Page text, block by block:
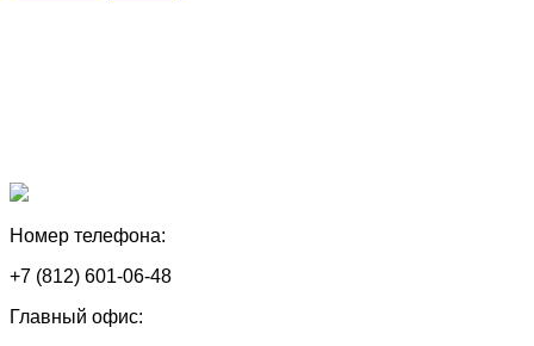
Номер телефона:
+7 (812) 601-06-48
Главный офис: